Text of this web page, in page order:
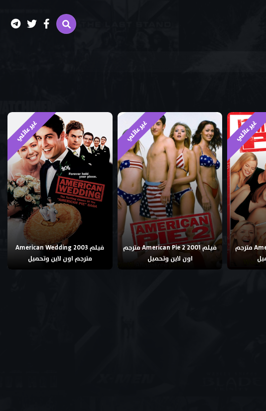
غير عائلي
فيلم American Pie 1999 مترجم
غير عائلي
فيلم American Pie 2 2001 مترجم
اون لاين وتحميل
غير عائلي
فيلم American Wedding 2003
مترجم اون لاين وتحميل